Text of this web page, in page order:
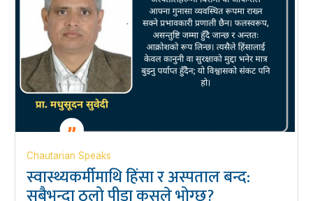
Chautarian Speaks
स्वास्थ्यकर्मीमाथि हिंसा र अस्पताल बन्द: